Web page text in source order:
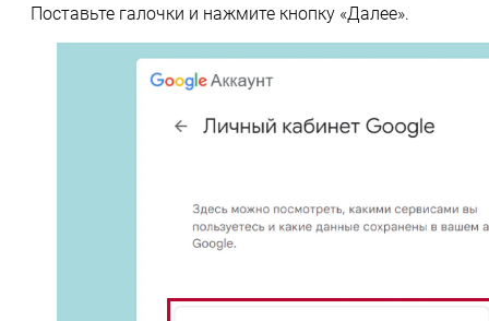
Поставьте галочки и нажмите кнопку «Далее».